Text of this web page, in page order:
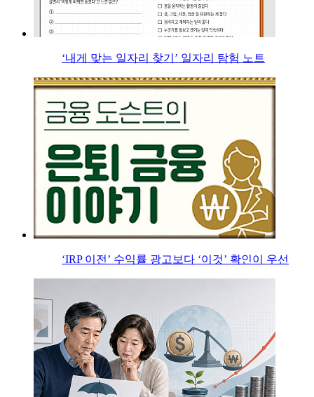
‘내게 맞는 일자리 찾기’ 일자리 탐험 노트
‘IRP 이전’ 수익률 광고보다 ‘이것’ 확인이 우선